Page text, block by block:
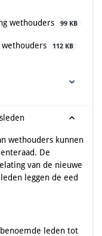
wethouders
99 KB
wethouders 112 KB
wethouders kunnen
De
van de nieuwe
leggen de eed
leden tot